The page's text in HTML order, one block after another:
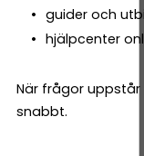
guider och
hjälpcenter
När frågor
snabbt.